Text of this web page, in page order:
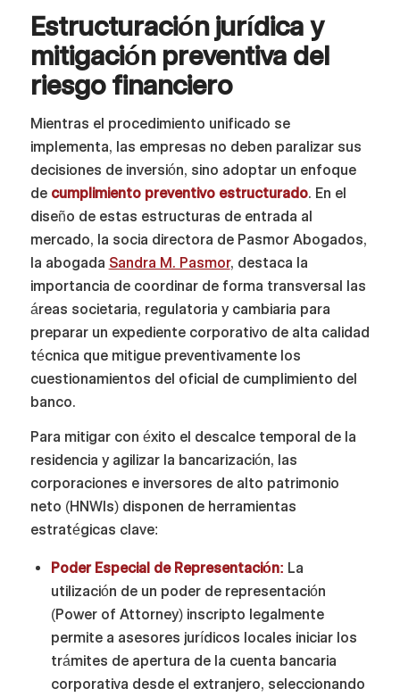
Estructuración jurídica y
mitigación preventiva del
riesgo financiero
Mientras el procedimiento unificado se
implementa, las empresas no deben paralizar sus
decisiones de inversión, sino adoptar un enfoque
de cumplimiento preventivo estructurado. En el
diseño de estas estructuras de entrada al
mercado, la socia directora de Pasmor Abogados,
la abogada Sandra M. Pasmor, destaca la
importancia de coordinar de forma transversal las
áreas societaria, regulatoria y cambiaria para
preparar un expediente corporativo de alta calidad
técnica que mitigue preventivamente los
cuestionamientos del oficial de cumplimiento del
banco.
Para mitigar con éxito el descalce temporal de la
residencia y agilizar la bancarización, las
corporaciones e inversores de alto patrimonio
neto (HNWIs) disponen de herramientas
estratégicas clave:
Poder Especial de Representación: La
utilización de un poder de representación
(Power of Attorney) inscripto legalmente
permite a asesores jurídicos locales iniciar los
trámites de apertura de la cuenta bancaria
corporativa desde el extranjero, seleccionando